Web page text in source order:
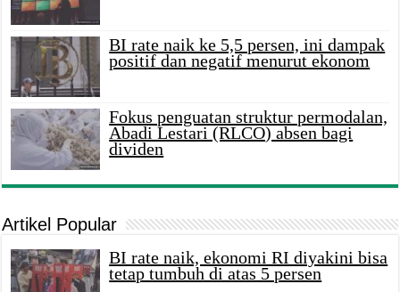
BI rate naik ke 5,5 persen, ini dampak
positif dan negatif menurut ekonom
Fokus penguatan struktur permodalan,
Abadi Lestari (RLCO) absen bagi
dividen
Artikel Popular
BI rate naik, ekonomi RI diyakini bisa
tetap tumbuh di atas 5 persen